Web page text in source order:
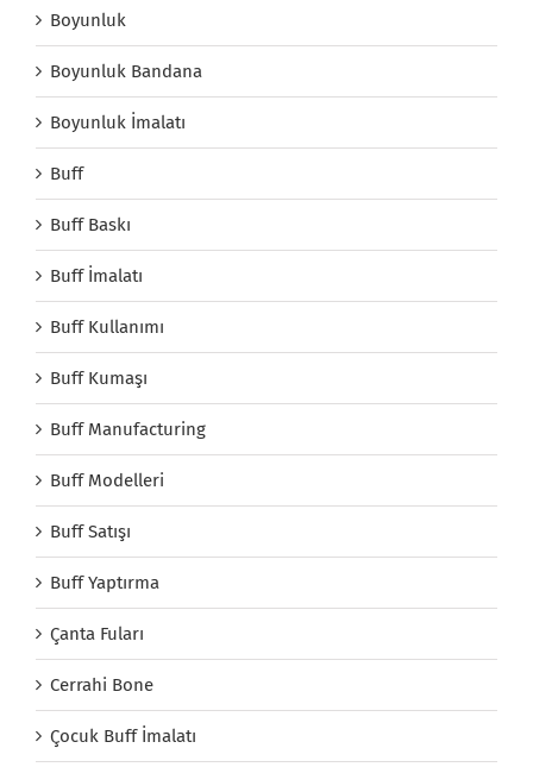
Boyunluk
Boyunluk Bandana
Boyunluk İmalatı
Buff
Buff Baskı
Buff İmalatı
Buff Kullanımı
Buff Kumaşı
Buff Manufacturing
Buff Modelleri
Buff Satışı
Buff Yaptırma
Çanta Fuları
Cerrahi Bone
Çocuk Buff İmalatı